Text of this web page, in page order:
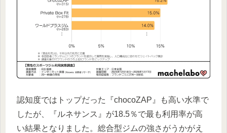
認知度ではトップだった『chocoZAP』も高い水準で
したが、『ルネサンス』が18.5％で最も利用率が高
い結果となりました。総合型ジムの強さがうかがえ